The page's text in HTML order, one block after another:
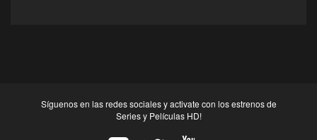
Síguenos en las redes sociales y activate con los estrenos de
Series y Películas HD!